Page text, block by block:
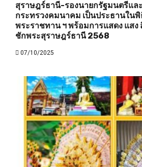
สุราษฎร์ธานี-รองนายกรัฐมนตรีแล
กระทรวงคมนาคม เป็นประธานใน
พระราชทาน ฯ พร้อมการแสดง แสง
ชักพระสุราษฎร์ธานี 2568
07/10/2025